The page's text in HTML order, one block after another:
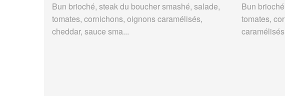
Bun brioché, steak du boucher smashé, salade,
tomates, cornichons, oignons caramélisés,
cheddar, sauce sma...
Bun
tomates,